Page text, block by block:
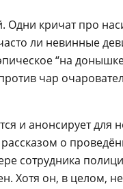
кричат про
ли невинные
“на
чар
и анонсирует для
о
сотрудника
Хотя он, в целом,